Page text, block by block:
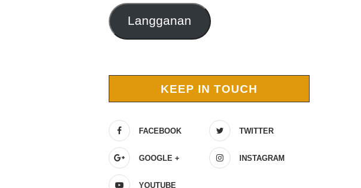
Langganan
KEEP IN TOUCH
FACEBOOK TWITTER
GOOGLE + INSTAGRAM
YOUTUBE